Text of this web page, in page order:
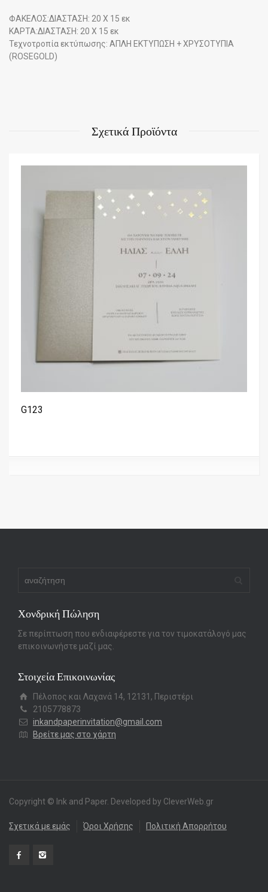
ΦΑΚΕΛΟΣ:ΔΙΑΣΤΑΣΗ: 20 Χ 15 εκ
ΚΑΡΤΑ:ΔΙΑΣΤΑΣΗ: 20 Χ 15 εκ
Τεχνοτροπία εκτύπωσης: ΑΠΛΗ ΕΚΤΥΠΩΣΗ + ΧΡΥΣΟΤΥΠΙΑ
(ROSEGOLD)
Σχετικά Προϊόντα
G123
Χονδρική Πώληση
Σε περίπτωση που ενδιαφέρεστε για τον τιμοκατάλογό μας
επικοινωνήστε μαζί μας.
Στοιχεία Επικοινωνίας
Πέλοπος και Λαχανά 14, 12131, Περιστέρι
2105778873
inkandpaperinvitation@gmail.com
Βρείτε μας στο χάρτη
Copyright © Ink and Paper. Developed by CleverWeb.gr
Σχετικά με εμάς Όροι Χρήσης Πολιτική Απορρήτου